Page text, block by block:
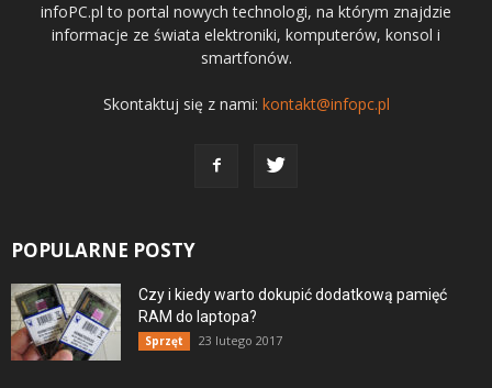
infoPC.pl to portal nowych technologi, na którym znajdzie
informacje ze świata elektroniki, komputerów, konsol i
smartfonów.
Skontaktuj się z nami: kontakt@infopc.pl
POPULARNE POSTY
Czy i kiedy warto dokupić dodatkową pamięć
RAM do laptopa?
Sprzęt 23 lutego 2017